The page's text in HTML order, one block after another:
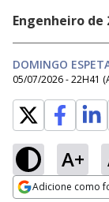
Engenheiro
DOMINGO
05/07/2026 - 22H41
A+
Adicione como
Ativar
Loaded
13.48%